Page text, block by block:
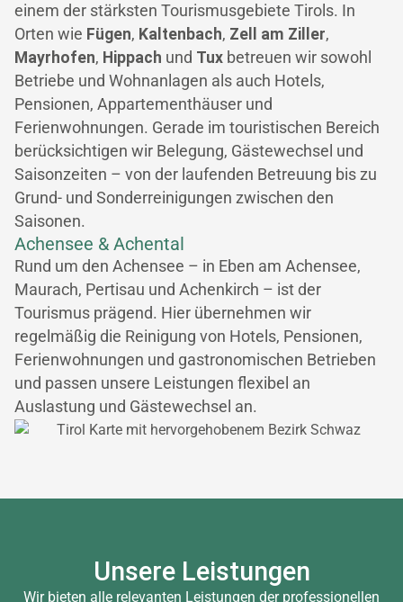
einem der stärksten Tourismusgebiete Tirols. In
Orten wie Fügen, Kaltenbach, Zell am Ziller,
Mayrhofen, Hippach und Tux betreuen wir sowohl
Betriebe und Wohnanlagen als auch Hotels,
Pensionen, Appartementhäuser und
Ferienwohnungen. Gerade im touristischen Bereich
berücksichtigen wir Belegung, Gästewechsel und
Saisonzeiten – von der laufenden Betreuung bis zu
Grund- und Sonderreinigungen zwischen den
Saisonen.
Achensee & Achental
Rund um den Achensee – in Eben am Achensee,
Maurach, Pertisau und Achenkirch – ist der
Tourismus prägend. Hier übernehmen wir
regelmäßig die Reinigung von Hotels, Pensionen,
Ferienwohnungen und gastronomischen Betrieben
und passen unsere Leistungen flexibel an
Auslastung und Gästewechsel an.
Unsere Leistungen
Wir bieten alle relevanten Leistungen der professionellen